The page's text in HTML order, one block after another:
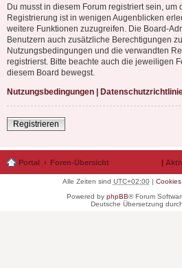
Du musst in diesem Forum registriert sein,
Registrierung ist in wenigen Augenblicken
weitere Funktionen zuzugreifen. Die Board-
Benutzern auch zusätzliche Berechtigungen
Nutzungsbedingungen und die verwandten
registrierst. Bitte beachte auch die jeweiligen
diesem Board bewegst.
Nutzungsbedingungen |
Registrieren
Portal Foren-Übersicht |
Alle Zeiten sind UTC+02:00|
Powered by phpBB® Forum
Deutsche Übersetzung durch